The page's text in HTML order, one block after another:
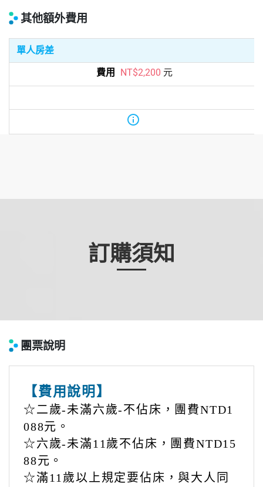
其他額外費用
單人房差
NT$2,200 元
info
訂購須知
團票說明
【費用說明】
☆二歲-未滿六歲-不佔床，團費NTD1
088元。
☆六歲-未滿11歲不佔床，團費NTD15
88元。
☆滿11歲以上規定要佔床，與大人同